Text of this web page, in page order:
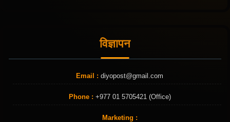
विज्ञापन
Email : diyopost@gmail.com
Phone : +977 01 5705421 (Office)
Marketing :